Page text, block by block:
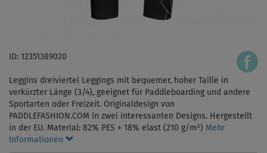
ID: 12351389020
Leggins dreiviertel Leggings mit bequemer, hoher Taille in
verkürzter Länge (3/4), geeignet für Paddleboarding und andere
Sportarten oder Freizeit. Originaldesign von
PADDLEFASHION.COM in zwei interessanten Designs. Hergestellt
in der EU. Material: 82% PES + 18% elast (210 g/m²) Mehr
Informationen